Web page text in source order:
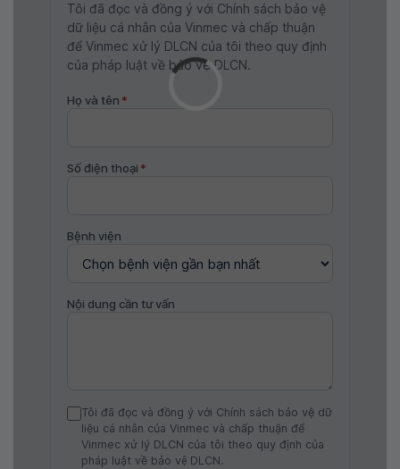
Tôi đã đọc và đồng ý với Chính sách bảo vệ
dữ liệu cá nhân của Vinmec và chấp thuận
để Vinmec xử lý DLCN của tôi theo quy định
của pháp luật về bảo vệ DLCN.
Họ và tên *
Số điện thoại *
Bệnh viện
Nội dung cần tư vấn
Tôi đã đọc và đồng ý với Chính sách bảo vệ dữ
liệu cá nhân của Vinmec và chấp thuận để
Vinmec xử lý DLCN của tôi theo quy định của
pháp luật về bảo vệ DLCN.